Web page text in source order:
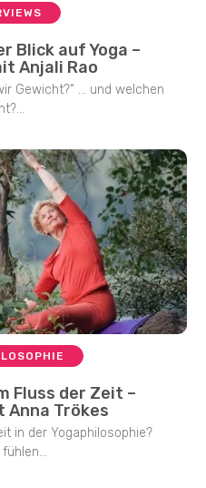
Blick auf Yoga –
Anjali Rao
Gewicht?“ … und welchen
Fluss der Zeit –
Trökes
in der Yogaphilosophie?